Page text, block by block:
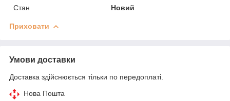
Стан
Новий
Приховати
Умови доставки
Доставка здійснюється тільки по передоплаті.
Нова Пошта